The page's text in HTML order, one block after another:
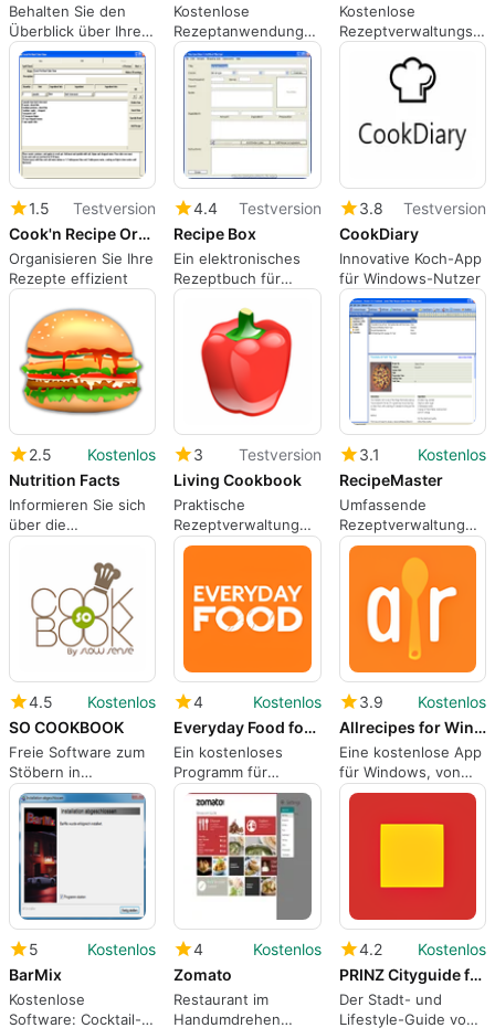
Behalten Sie den
Überblick über Ihre
Weinsammlung
Kostenlose
Rezeptanwendung
für Windows
Kostenlose
für Windows
1.5
Testversion
Cook'n Recipe Organizer
Organisieren Sie Ihre
Rezepte effizient
4.4
Testversion
Recipe Box
Ein elektronisches
Rezeptbuch für
Köche
3.8
Testversion
CookDiary
Innovative Koch-App
für Windows-Nutzer
2.5
Kostenlos
Nutrition Facts
Informieren Sie sich
über die
Nährwertangaben
von über 7.000
Lebensmitteln!
3
Testversion
Living Cookbook
Praktische
Rezeptverwaltung
mit Living Cookbook
3.1
Kostenlos
RecipeMaster
Umfassende
Rezeptverwaltung
mit RecipeMaster
4.5
Kostenlos
SO COOKBOOK
Freie Software zum
Stöbern in
Tausenden von
einzigartigen
Rezepten
4
Kostenlos
Everyday Food for Windows 10
Ein kostenloses
Programm für
Windows, von
Martha Stewart
Living Omnimedia.
3.9
Kostenlos
Allrecipes for Windows 10
Eine kostenlose App
für Windows, von
Allreceipes.com.
5
Kostenlos
BarMix
Kostenlose
Software: Cocktail-
4
Kostenlos
Zomato
Restaurant im
Handumdrehen
4.2
Kostenlos
PRINZ Cityguide für Windows 10
Der Stadt- und
Lifestyle-Guide von